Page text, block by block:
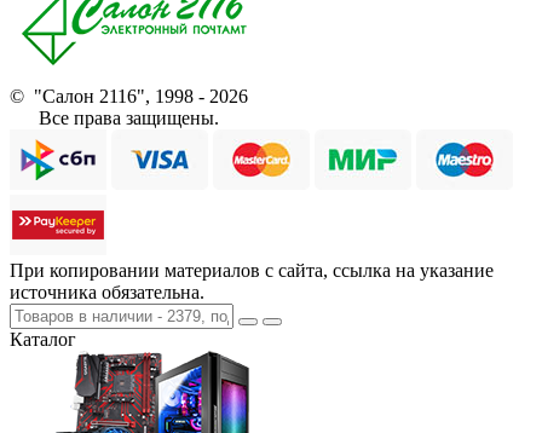
© "Салон 2116", 1998 - 2026
Все права защищены.
При копировании материалов с сайта, ссылка на указание
источника обязательна.
Каталог